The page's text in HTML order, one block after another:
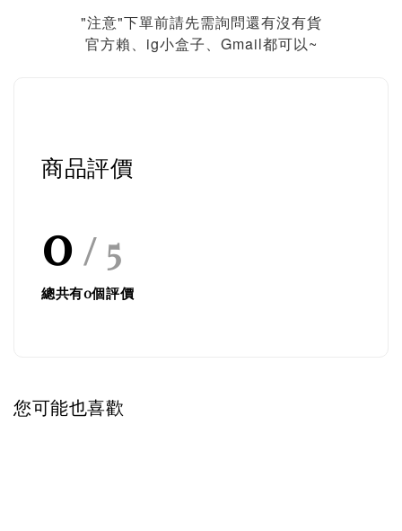
"注意"下單前請先需詢問還有沒有貨
官方賴、ig小盒子、Gmail都可以~
商品評價
0 / 5
總共有0個評價
您可能也喜歡